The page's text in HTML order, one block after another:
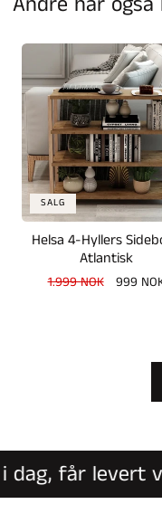
SALG
Helsa 4-Hyllers
Atlantisk
Vanlig
1.999 NOK 999
får levert